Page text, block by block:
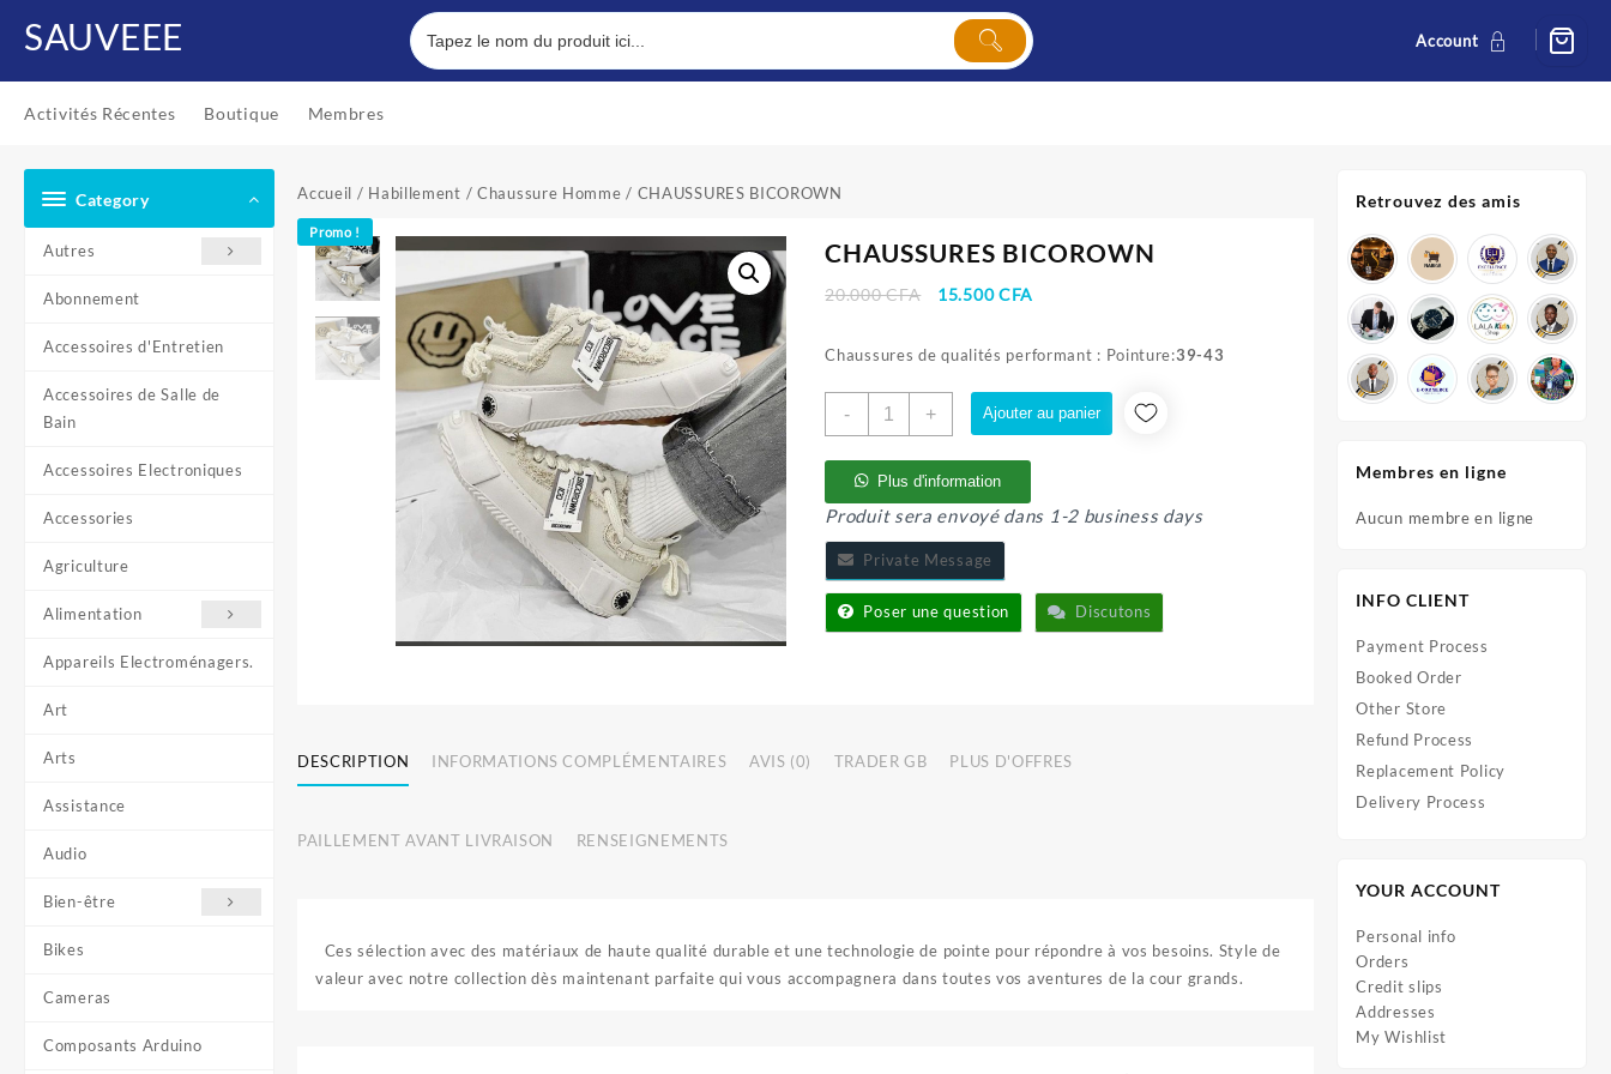
SAUVEEE Account
Activités Récentes Boutique Membres
Category
Autres
Abonnement
Accessoires d'Entretien
Accessoires de Salle de
Bain
Accessoires Electroniques
Accessories
Agriculture
Alimentation
Appareils Electroménagers.
Art
Arts
Assistance
Audio
Bien-être
Bikes
Cameras
Composants Arduino
Accueil / Habillement / Chaussure Homme / CHAUSSURES BICOROWN
Promo !
CHAUSSURES BICOROWN
20.000CFA
Le
était :
20.000 CFA.
15.500CFA
15.500 CFA.
Chaussures de qualités performant : Pointure:39-43
-
quantité
BICOROWN
+ Ajouter au panier
Plus d'information
Produit sera envoyé dans 1-2 business days
Private Message
Poser une question Discutons
DESCRIPTION INFORMATIONS COMPLÉMENTAIRES AVIS (0) TRADER GB PLUS D'OFFRES
PAILLEMENT AVANT LIVRAISON RENSEIGNEMENTS
Ces sélection avec des matériaux de haute qualité durable et une technologie de pointe pour répondre à vos besoins. Style de
valeur avec notre collection dès maintenant parfaite qui vous accompagnera dans toutes vos aventures de la cour grands.
Retrouvez des amis
Membres en ligne
Aucun membre en ligne
INFO CLIENT
Payment Process
Booked Order
Other Store
Refund Process
Replacement Policy
Delivery Process
YOUR ACCOUNT
Personal info
Orders
Credit slips
Addresses
My Wishlist